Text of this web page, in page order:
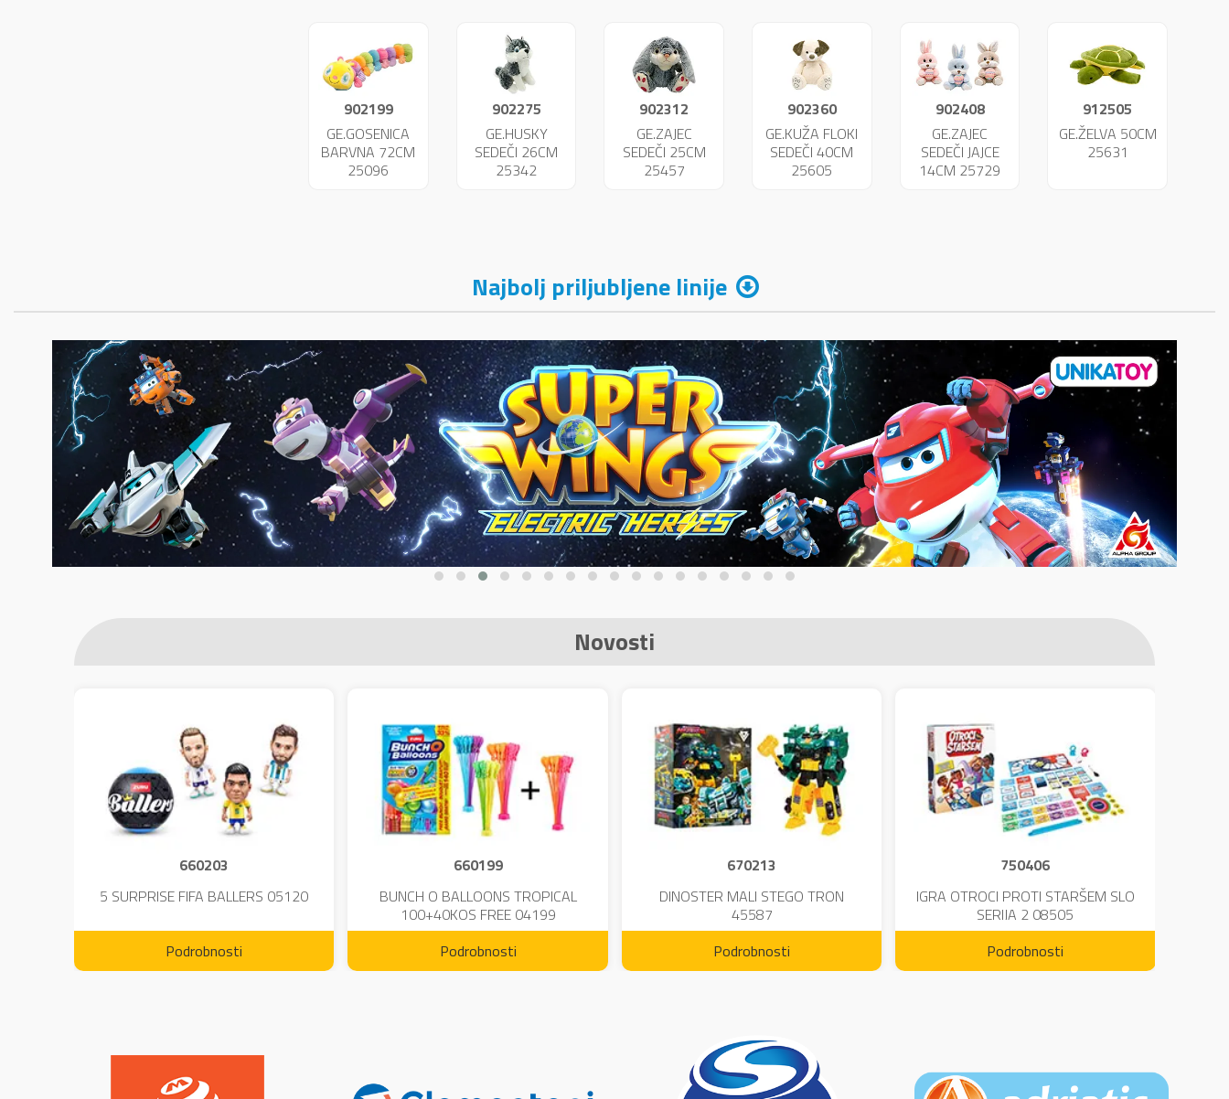
902199
GE.GOSENICA
BARVNA 72CM
25096
902275
GE.HUSKY
SEDEČI 26CM
25342
902312
GE.ZAJEC
SEDEČI 25CM
25457
902360
GE.KUŽA FLOKI
SEDEČI 40CM
25605
902408
GE.ZAJEC
SEDEČI JAJCE
14CM 25729
912505
GE.ŽELVA 50CM
25631
Najbolj priljubljene linije
Novosti
660203
5 SURPRISE FIFA BALLERS 05120
Podrobnosti
660199
BUNCH O BALLOONS TROPICAL
100+40KOS FREE 04199
Podrobnosti
670213
DINOSTER MALI STEGO TRON
45587
Podrobnosti
750406
IGRA OTROCI PROTI STARŠEM SLO
SERIJA 2 08505
Podrobnosti